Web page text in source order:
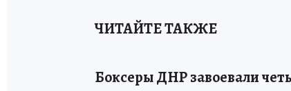
ЧИТАЙТЕ ТАКЖЕ
Боксеры ДНР завоевали